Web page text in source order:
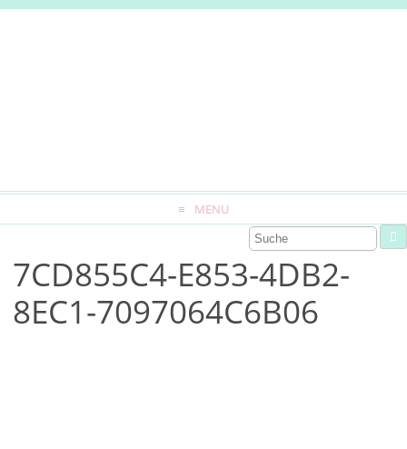
MENU
7CD855C4-E853-4DB2-
8EC1-7097064C6B06